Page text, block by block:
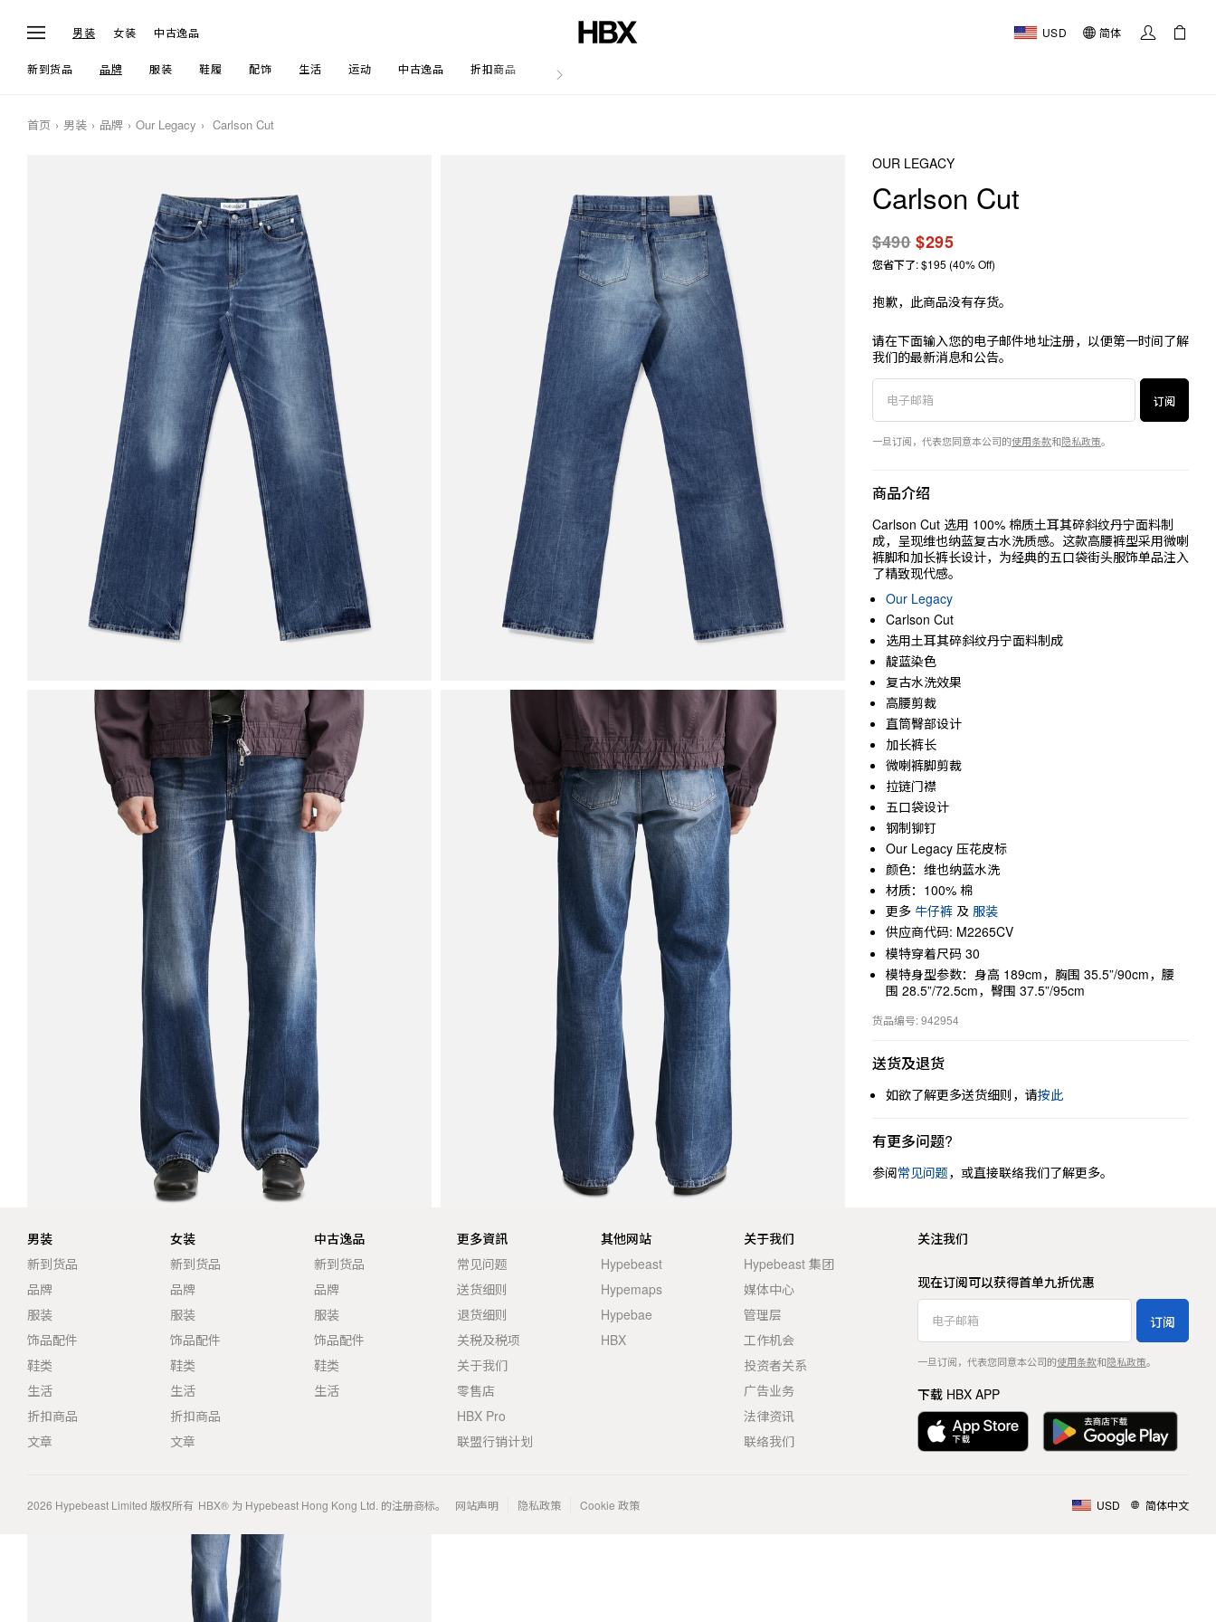
男装 女装 中古逸品 USD 简体
新到货品 品牌 服装 鞋履 配饰 生活 运动 中古逸品 折扣商品 文章
首页 男装 品牌 Our Legacy Carlson Cut
OUR LEGACY
Carlson Cut
$490$295
您省下了: $195 (40% Off)
抱歉，此商品没有存货。
请在下面输入您的电子邮件地址注册，以便第一时间了解
我们的最新消息和公告。
订阅
一旦订阅，代表您同意本公司的使用条款和隐私政策。
商品介绍
Carlson Cut 选用 100% 棉质土耳其碎斜纹丹宁面料制
成，呈现维也纳蓝复古水洗质感。这款高腰裤型采用微喇
裤脚和加长裤长设计，为经典的五口袋街头服饰单品注入
了精致现代感。
Our Legacy
Carlson Cut
选用土耳其碎斜纹丹宁面料制成
靛蓝染色
复古水洗效果
高腰剪裁
直筒臀部设计
加长裤长
微喇裤脚剪裁
拉链门襟
五口袋设计
钢制铆钉
Our Legacy 压花皮标
颜色：维也纳蓝水洗
材质：100% 棉
更多 牛仔裤 及 服装
供应商代码: M2265CV
模特穿着尺码 30
模特身型参数：身高 189cm，胸围 35.5”/90cm，腰
围 28.5”/72.5cm，臀围 37.5”/95cm
货品编号: 942954
送货及退货
如欲了解更多送货细则，请按此
有更多问题?
参阅常见问题，或直接联络我们了解更多。
男装
新到货品
品牌
服装
饰品配件
鞋类
生活
折扣商品
文章
女装
新到货品
品牌
服装
饰品配件
鞋类
生活
折扣商品
文章
中古逸品
新到货品
品牌
服装
饰品配件
鞋类
生活
更多資訊
常见问题
送货细则
退货细则
关税及税项
关于我们
零售店
HBX Pro
联盟行销计划
其他网站
Hypebeast
Hypemaps
Hypebae
HBX
关于我们
Hypebeast 集团
媒体中心
管理层
工作机会
投资者关系
广告业务
法律资讯
联络我们
关注我们
现在订阅可以获得首单九折优惠
订阅
一旦订阅，代表您同意本公司的使用条款和隐私政策。
下载 HBX APP
2026 Hypebeast Limited 版权所有 HBX® 为 Hypebeast Hong Kong Ltd. 的注册商标。 网站声明 隐私政策 Cookie 政策 USD 简体中文